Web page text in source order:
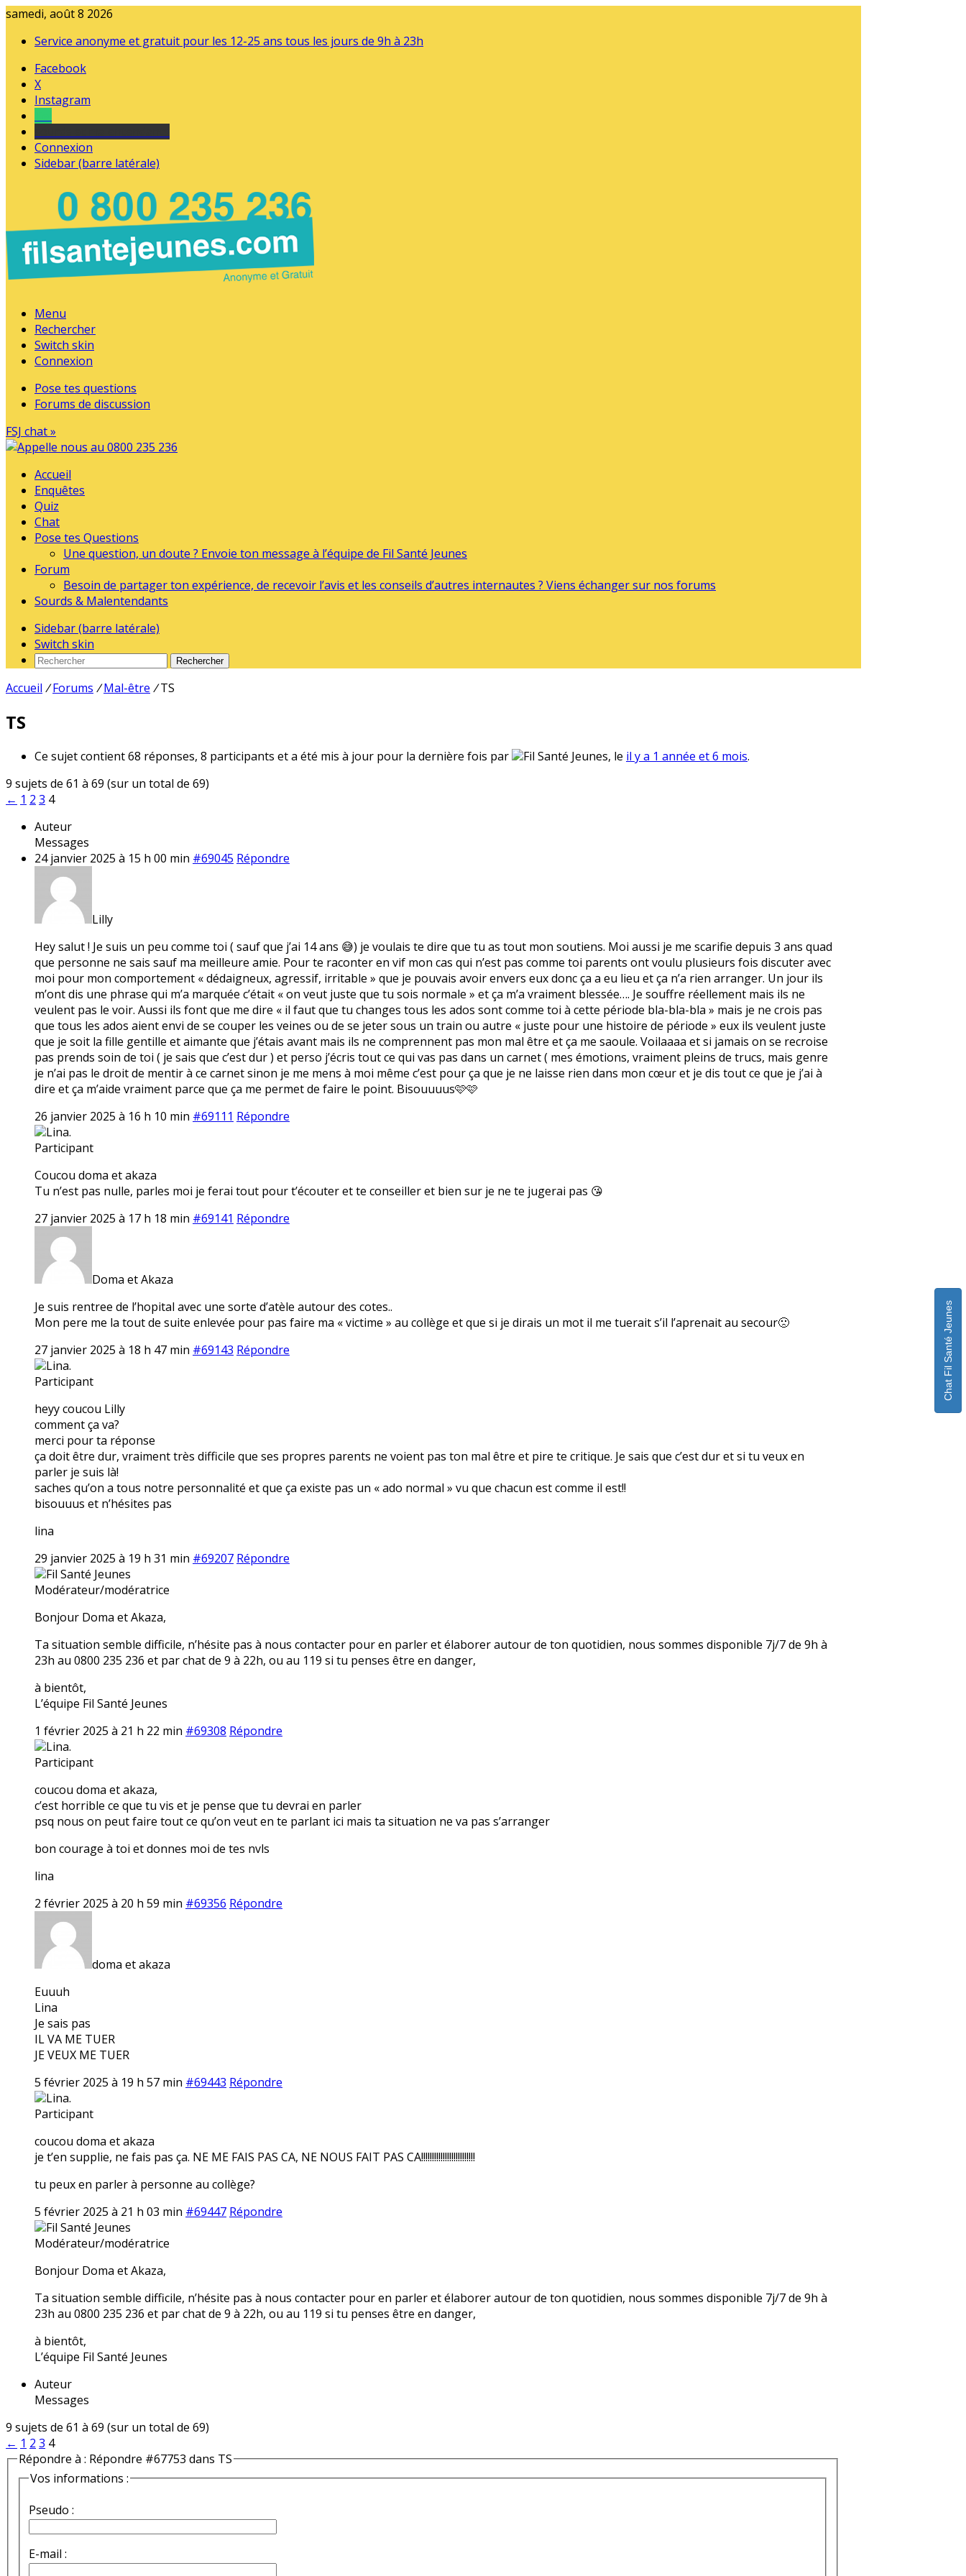
samedi, août 8 2026
Service anonyme et gratuit pour les 12-25 ans tous les jours de 9h à 23h
Facebook
X
Instagram
Connexion
Sidebar (barre latérale)
Menu
Rechercher
Switch skin
Connexion
Pose tes questions
Forums de discussion
FSJ chat »
Accueil
Enquêtes
Quiz
Chat
Pose tes Questions
Une question, un doute ? Envoie ton message à l’équipe de Fil Santé Jeunes
Forum
Besoin de partager ton expérience, de recevoir l’avis et les conseils d’autres internautes ? Viens échanger sur nos forums
Sourds & Malentendants
Sidebar (barre latérale)
Switch skin
Rechercher
Accueil / Forums / Mal-être / TS
TS
Ce sujet contient 68 réponses, 8 participants et a été mis à jour pour la dernière fois par Fil Santé Jeunes, le il y a 1 année et 6 mois.
9 sujets de 61 à 69 (sur un total de 69)
← 1 2 3 4
Auteur
Messages
24 janvier 2025 à 15 h 00 min #69045 Répondre
Lilly
Hey salut ! Je suis un peu comme toi ( sauf que j’ai 14 ans 😅) je voulais te dire que tu as tout mon soutiens. Moi aussi je me scarifie depuis 3 ans quad
que personne ne sais sauf ma meilleure amie. Pour te raconter en vif mon cas qui n’est pas comme toi parents ont voulu plusieurs fois discuter avec
moi pour mon comportement « dédaigneux, agressif, irritable » que je pouvais avoir envers eux donc ça a eu lieu et ça n’a rien arranger. Un jour ils
m’ont dis une phrase qui m’a marquée c’était « on veut juste que tu sois normale » et ça m’a vraiment blessée…. Je souffre réellement mais ils ne
veulent pas le voir. Aussi ils font que me dire « il faut que tu changes tous les ados sont comme toi à cette période bla-bla-bla » mais je ne crois pas
que tous les ados aient envi de se couper les veines ou de se jeter sous un train ou autre « juste pour une histoire de période » eux ils veulent juste
que je soit la fille gentille et aimante que j’étais avant mais ils ne comprennent pas mon mal être et ça me saoule. Voilaaaa et si jamais on se recroise
pas prends soin de toi ( je sais que c’est dur ) et perso j’écris tout ce qui vas pas dans un carnet ( mes émotions, vraiment pleins de trucs, mais genre
je n’ai pas le droit de mentir à ce carnet sinon je me mens à moi même c’est pour ça que je ne laisse rien dans mon cœur et je dis tout ce que je j’ai à
dire et ça m’aide vraiment parce que ça me permet de faire le point. Bisouuuus🩷🩷
26 janvier 2025 à 16 h 10 min #69111 Répondre
Lina.
Participant
Coucou doma et akaza
Tu n’est pas nulle, parles moi je ferai tout pour t’écouter et te conseiller et bien sur je ne te jugerai pas 😘
27 janvier 2025 à 17 h 18 min #69141 Répondre
Doma et Akaza
Je suis rentree de l’hopital avec une sorte d’atèle autour des cotes..
Mon pere me la tout de suite enlevée pour pas faire ma « victime » au collège et que si je dirais un mot il me tuerait s’il l’aprenait au secour🙁
27 janvier 2025 à 18 h 47 min #69143 Répondre
Lina.
Participant
heyy coucou Lilly
comment ça va?
merci pour ta réponse
ça doit être dur, vraiment très difficile que ses propres parents ne voient pas ton mal être et pire te critique. Je sais que c’est dur et si tu veux en
parler je suis là!
saches qu’on a tous notre personnalité et que ça existe pas un « ado normal » vu que chacun est comme il est!!
bisouuus et n’hésites pas
lina
29 janvier 2025 à 19 h 31 min #69207 Répondre
Fil Santé Jeunes
Modérateur/modératrice
Bonjour Doma et Akaza,
Ta situation semble difficile, n’hésite pas à nous contacter pour en parler et élaborer autour de ton quotidien, nous sommes disponible 7j/7 de 9h à
23h au 0800 235 236 et par chat de 9 à 22h, ou au 119 si tu penses être en danger,
à bientôt,
L’équipe Fil Santé Jeunes
1 février 2025 à 21 h 22 min #69308 Répondre
Lina.
Participant
coucou doma et akaza,
c’est horrible ce que tu vis et je pense que tu devrai en parler
psq nous on peut faire tout ce qu’on veut en te parlant ici mais ta situation ne va pas s’arranger
bon courage à toi et donnes moi de tes nvls
lina
2 février 2025 à 20 h 59 min #69356 Répondre
doma et akaza
Euuuh
Lina
Je sais pas
IL VA ME TUER
JE VEUX ME TUER
5 février 2025 à 19 h 57 min #69443 Répondre
Lina.
Participant
coucou doma et akaza
je t’en supplie, ne fais pas ça. NE ME FAIS PAS CA, NE NOUS FAIT PAS CA!!!!!!!!!!!!!!!!!!!!!!!!!
tu peux en parler à personne au collège?
5 février 2025 à 21 h 03 min #69447 Répondre
Fil Santé Jeunes
Modérateur/modératrice
Bonjour Doma et Akaza,
Ta situation semble difficile, n’hésite pas à nous contacter pour en parler et élaborer autour de ton quotidien, nous sommes disponible 7j/7 de 9h à
23h au 0800 235 236 et par chat de 9 à 22h, ou au 119 si tu penses être en danger,
à bientôt,
L’équipe Fil Santé Jeunes
Auteur
Messages
9 sujets de 61 à 69 (sur un total de 69)
← 1 2 3 4
Répondre à : Répondre #67753 dans TS
Vos informations :
Pseudo :
E-mail :
Chat Fil Santé Jeunes